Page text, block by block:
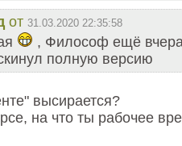
от 31.03.2020 22:35:58
, Философ ещё
полную версию
высирается?
на что ты рабочее